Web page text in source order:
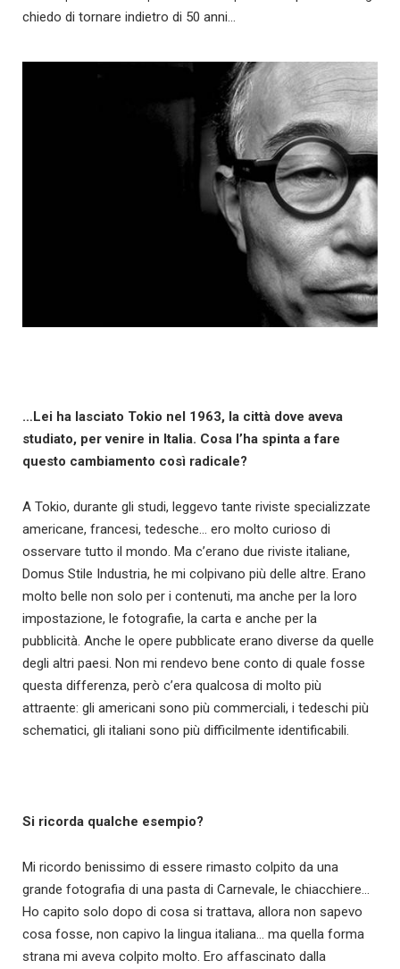
chiedo di tornare indietro di 50 anni…
…Lei ha lasciato Tokio nel 1963, la città dove aveva
studiato, per venire in Italia. Cosa l’ha spinta a fare
questo cambiamento così radicale?
A Tokio, durante gli studi, leggevo tante riviste specializzate
americane, francesi, tedesche… ero molto curioso di
osservare tutto il mondo. Ma c’erano due riviste italiane,
Domus Stile Industria, he mi colpivano più delle altre. Erano
molto belle non solo per i contenuti, ma anche per la loro
impostazione, le fotografie, la carta e anche per la
pubblicità. Anche le opere pubblicate erano diverse da quelle
degli altri paesi. Non mi rendevo bene conto di quale fosse
questa differenza, però c’era qualcosa di molto più
attraente: gli americani sono più commerciali, i tedeschi più
schematici, gli italiani sono più difficilmente identificabili.
Si ricorda qualche esempio?
Mi ricordo benissimo di essere rimasto colpito da una
grande fotografia di una pasta di Carnevale, le chiacchiere…
Ho capito solo dopo di cosa si trattava, allora non sapevo
cosa fosse, non capivo la lingua italiana… ma quella forma
strana mi aveva colpito molto. Ero affascinato dalla